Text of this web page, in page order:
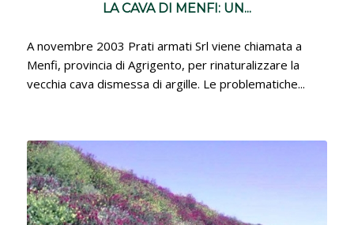
LA CAVA DI MENFI: UN...
A novembre 2003 Prati armati Srl viene chiamata a
Menfi, provincia di Agrigento, per rinaturalizzare la
vecchia cava dismessa di argille. Le problematiche...